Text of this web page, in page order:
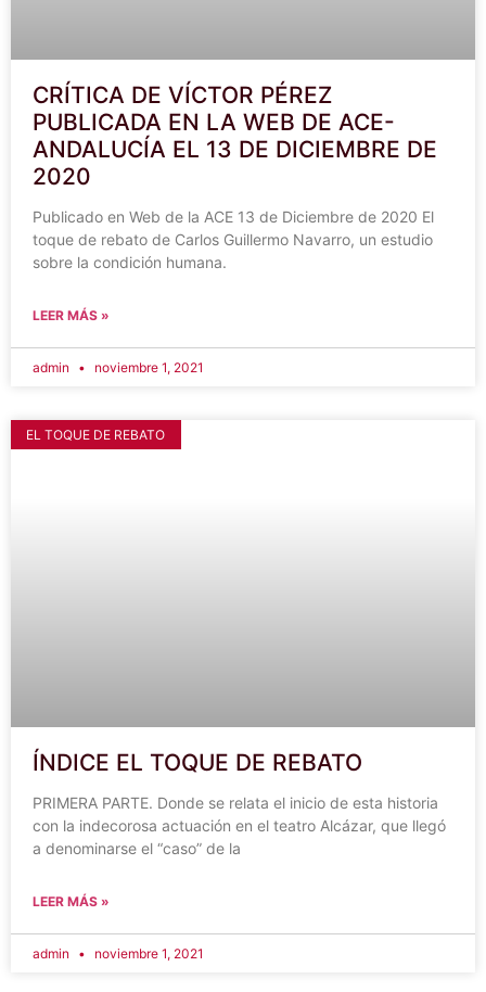
CRÍTICA DE VÍCTOR PÉREZ
PUBLICADA EN LA WEB DE ACE-
ANDALUCÍA EL 13 DE DICIEMBRE DE
2020
Publicado en Web de la ACE 13 de Diciembre de 2020 El
toque de rebato de Carlos Guillermo Navarro, un estudio
sobre la condición humana.
LEER MÁS »
admin noviembre 1, 2021
EL TOQUE DE REBATO
ÍNDICE EL TOQUE DE REBATO
PRIMERA PARTE. Donde se relata el inicio de esta historia
con la indecorosa actuación en el teatro Alcázar, que llegó
a denominarse el “caso” de la
LEER MÁS »
admin noviembre 1, 2021